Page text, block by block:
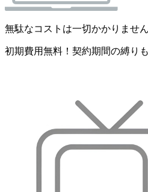
無駄なコストは一切かかりませ
初期費用無料！契約期間の縛り